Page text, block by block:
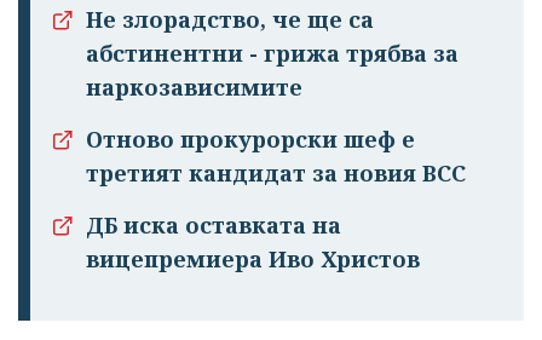
Не злорадство, че ще са
абстинентни - грижа трябва за
наркозависимите
Отново прокурорски шеф е
третият кандидат за новия ВСС
ДБ иска оставката на
вицепремиера Иво Христов